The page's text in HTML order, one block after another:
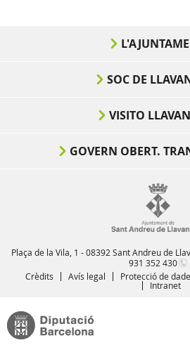
SOC DE
VISITO
GOVERN OBERT.
Plaça de la Vila, 1 - 08392 Sant Andreu de
931 352 430
Crèdits
Avís legal Protecció de
Intranet